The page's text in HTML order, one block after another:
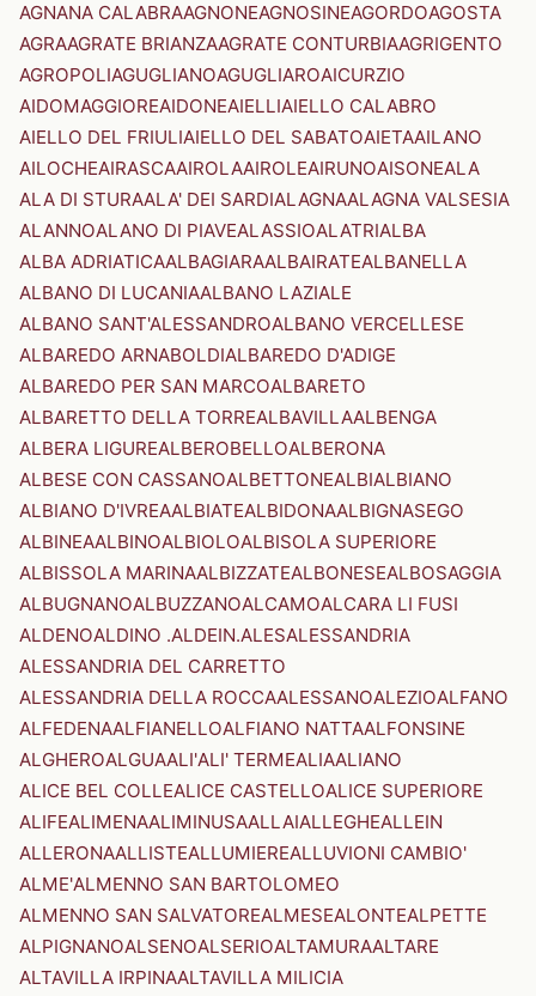
AGNANA CALABRAAGNONEAGNOSINEAGORDOAGOSTA
AGRAAGRATE BRIANZAAGRATE CONTURBIAAGRIGENTO
AGROPOLIAGUGLIANOAGUGLIAROAICURZIO
AIDOMAGGIOREAIDONEAIELLIAIELLO CALABRO
AIELLO DEL FRIULIAIELLO DEL SABATOAIETAAILANO
AILOCHEAIRASCAAIROLAAIROLEAIRUNOAISONEALA
ALA DI STURAALA' DEI SARDIALAGNAALAGNA VALSESIA
ALANNOALANO DI PIAVEALASSIOALATRIALBA
ALBA ADRIATICAALBAGIARAALBAIRATEALBANELLA
ALBANO DI LUCANIAALBANO LAZIALE
ALBANO SANT'ALESSANDROALBANO VERCELLESE
ALBAREDO ARNABOLDIALBAREDO D'ADIGE
ALBAREDO PER SAN MARCOALBARETO
ALBARETTO DELLA TORREALBAVILLAALBENGA
ALBERA LIGUREALBEROBELLOALBERONA
ALBESE CON CASSANOALBETTONEALBIALBIANO
ALBIANO D'IVREAALBIATEALBIDONAALBIGNASEGO
ALBINEAALBINOALBIOLOALBISOLA SUPERIORE
ALBISSOLA MARINAALBIZZATEALBONESEALBOSAGGIA
ALBUGNANOALBUZZANOALCAMOALCARA LI FUSI
ALDENOALDINO .ALDEIN.ALESALESSANDRIA
ALESSANDRIA DEL CARRETTO
ALESSANDRIA DELLA ROCCAALESSANOALEZIOALFANO
ALFEDENAALFIANELLOALFIANO NATTAALFONSINE
ALGHEROALGUAALI'ALI' TERMEALIAALIANO
ALICE BEL COLLEALICE CASTELLOALICE SUPERIORE
ALIFEALIMENAALIMINUSAALLAIALLEGHEALLEIN
ALLERONAALLISTEALLUMIEREALLUVIONI CAMBIO'
ALME'ALMENNO SAN BARTOLOMEO
ALMENNO SAN SALVATOREALMESEALONTEALPETTE
ALPIGNANOALSENOALSERIOALTAMURAALTARE
ALTAVILLA IRPINAALTAVILLA MILICIA